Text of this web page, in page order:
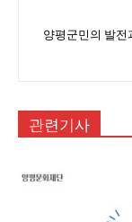
양평군민의 발전
관련기사